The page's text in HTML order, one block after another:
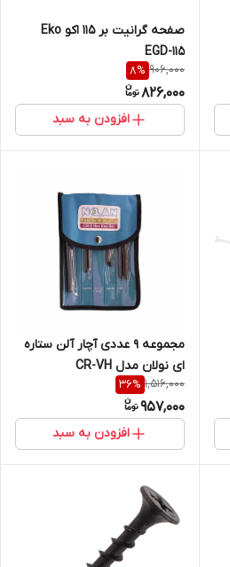
صفحه گرانیت بر 115 اکو Eko
EGD-115
906,000
8%
826,000
افزودن به سبد
مجموعه 9 عددی آچار آلن ستاره
ای نولان مدل CR-VH
1,516,000
36%
957,000
افزودن به سبد